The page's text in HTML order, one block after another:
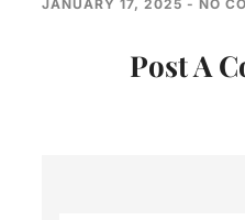
JANUARY 17, 2025 NO
Post A